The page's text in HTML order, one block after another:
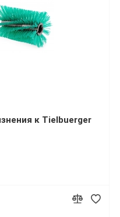
к Tielbuerger